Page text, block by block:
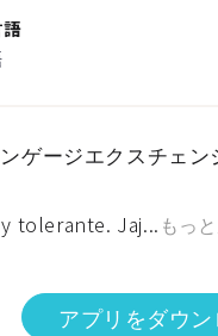
ゲージエクスチェ
tolerante. Jaj... もっ
アプリをダウ